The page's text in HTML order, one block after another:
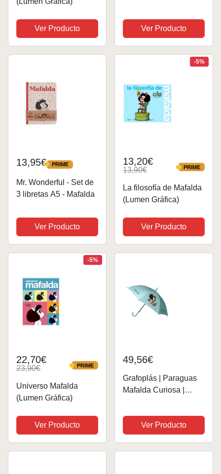
Ver Producto Ver Producto
13,95€ PRIME
PRIME
Mr. Wonderful - Set de
3 libretas A5 - Mafalda
Ver Producto
-5%
13,20€
13,90€ PRIME
PRIME
La filosofía de Mafalda
(Lumen Gráfica)
Ver Producto
-5%
22,70€
23,90€ PRIME
PRIME
Universo Mafalda
(Lumen Gráfica)
Ver Producto
49,56€
Grafoplás | Paraguas
Mafalda Curiosa |
Ligero y Resistente |
85cm Largo 102cm
Diámetro
Ver Producto